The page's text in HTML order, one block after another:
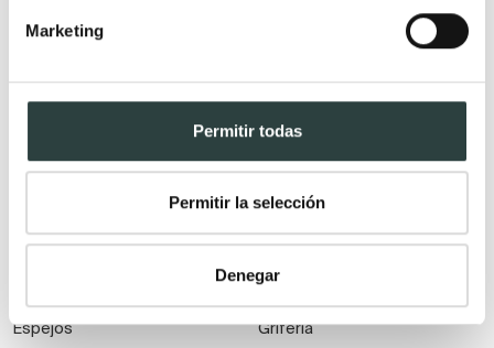
Marketing
Permitir todas
Permitir la selección
Denegar
reducido
Auxiliares de baño
Lavabos encastrados
Lavabos suspendidos
Lavabos dobles
Espejos
Grifería